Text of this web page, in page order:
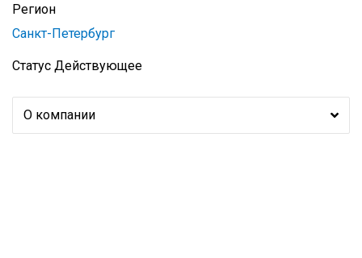
Регион
Санкт-Петербург
Статус Действующее
О компании